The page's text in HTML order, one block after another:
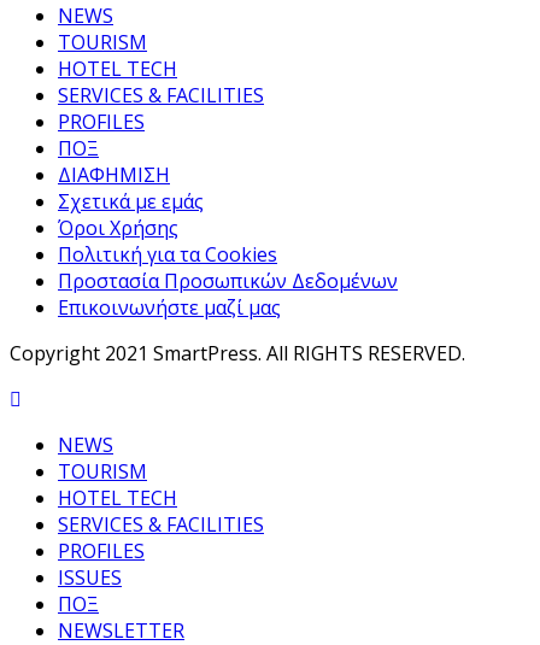
NEWS
TOURISM
HOTEL TECH
SERVICES & FACILITIES
PROFILES
ΠΟΞ
ΔΙΑΦΗΜΙΣΗ
Σχετικά με εμάς
Όροι Χρήσης
Πολιτική για τα Cookies
Προστασία Προσωπικών Δεδομένων
Επικοινωνήστε μαζί μας
Copyright 2021 SmartPress. All RIGHTS RESERVED.
NEWS
TOURISM
HOTEL TECH
SERVICES & FACILITIES
PROFILES
ISSUES
ΠΟΞ
NEWSLETTER